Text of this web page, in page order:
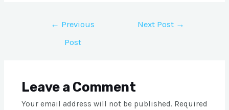
← Previous
Post
Next Post →
Leave a Comment
Your email address will not be published. Required